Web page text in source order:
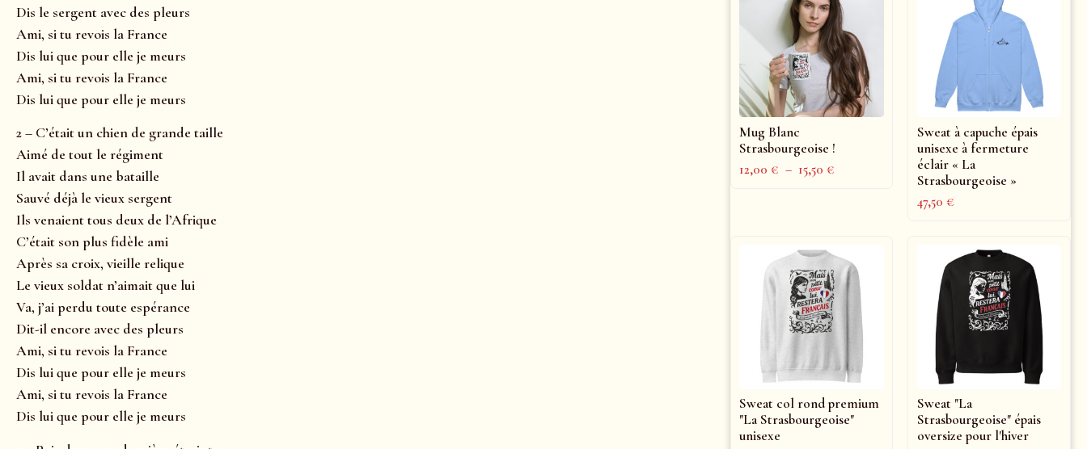
Dis le sergent avec des pleurs
Ami, si tu revois la France
Dis lui que pour elle je meurs
Ami, si tu revois la France
Dis lui que pour elle je meurs
2 – C’était un chien de grande taille
Aimé de tout le régiment
Il avait dans une bataille
Sauvé déjà le vieux sergent
Ils venaient tous deux de l’Afrique
C’était son plus fidèle ami
Après sa croix, vieille relique
Le vieux soldat n’aimait que lui
Va, j’ai perdu toute espérance
Dit-il encore avec des pleurs
Ami, si tu revois la France
Dis lui que pour elle je meurs
Ami, si tu revois la France
Dis lui que pour elle je meurs
Mug Blanc
Strasbourgeoise !
12,00€ – 15,50€
Sweat à capuche épais
unisexe à fermeture
éclair « La
Strasbourgeoise »
47,50€
Sweat col rond premium
"La Strasbourgeoise"
unisexe
Sweat "La
Strasbourgeoise" épais
oversize pour l'hiver